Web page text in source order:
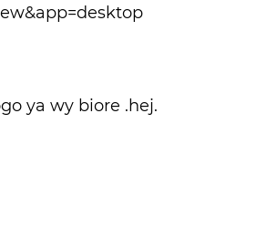
ya wy biore .hej.